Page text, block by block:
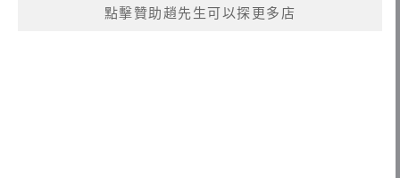
點擊贊助趙先生可以探更多店